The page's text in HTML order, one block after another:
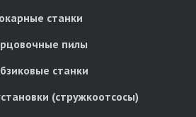
станки
пилы
станки
(стружкоотсосы)